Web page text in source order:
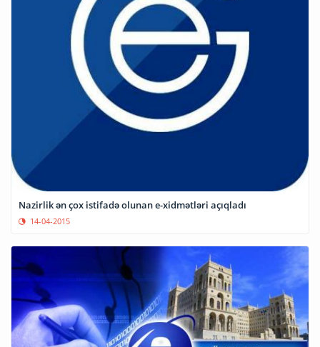
Nazirlik ən çox istifadə olunan e-xidmətləri açıqladı
14-04-2015